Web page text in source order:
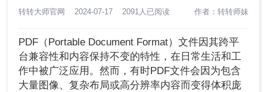
转转大师官网 2024-07-17 2091人已阅读 作者：转转师妹
PDF（Portable Document Format）文件因其跨平
台兼容性和内容保持不变的特性，在日常生活和工
作中被广泛应用。然而，有时PDF文件会因为包含
大量图像、复杂布局或高分辨率内容而变得体积庞